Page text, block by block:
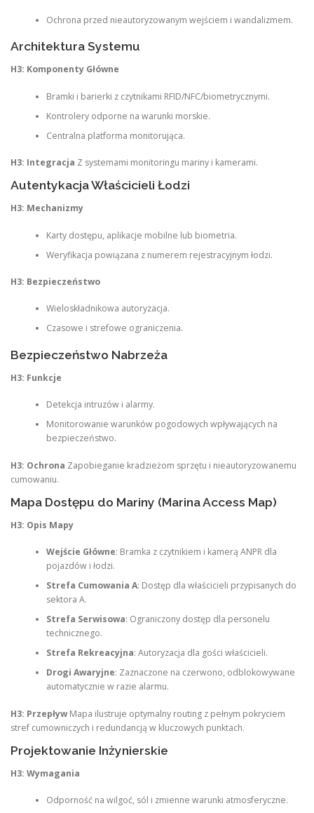
Ochrona przed nieautoryzowanym wejściem i wandalizmem.
Architektura Systemu
H3: Komponenty Główne
Bramki i barierki z czytnikami RFID/NFC/biometrycznymi.
Kontrolery odporne na warunki morskie.
Centralna platforma monitorująca.
H3: Integracja Z systemami monitoringu mariny i kamerami.
Autentykacja Właścicieli Łodzi
H3: Mechanizmy
Karty dostępu, aplikacje mobilne lub biometria.
Weryfikacja powiązana z numerem rejestracyjnym łodzi.
H3: Bezpieczeństwo
Wieloskładnikowa autoryzacja.
Czasowe i strefowe ograniczenia.
Bezpieczeństwo Nabrzeża
H3: Funkcje
Detekcja intruzów i alarmy.
Monitorowanie warunków pogodowych wpływających na
bezpieczeństwo.
H3: Ochrona Zapobieganie kradzieżom sprzętu i nieautoryzowanemu
cumowaniu.
Mapa Dostępu do Mariny (Marina Access Map)
H3: Opis Mapy
Wejście Główne: Bramka z czytnikiem i kamerą ANPR dla
pojazdów i łodzi.
Strefa Cumowania A: Dostęp dla właścicieli przypisanych do
sektora A.
Strefa Serwisowa: Ograniczony dostęp dla personelu
technicznego.
Strefa Rekreacyjna: Autoryzacja dla gości właścicieli.
Drogi Awaryjne: Zaznaczone na czerwono, odblokowywane
automatycznie w razie alarmu.
H3: PrzepływMapa ilustruje optymalny routing z pełnym pokryciem
stref cumowniczych i redundancją w kluczowych punktach.
Projektowanie Inżynierskie
H3: Wymagania
Odporność na wilgoć, sól i zmienne warunki atmosferyczne.